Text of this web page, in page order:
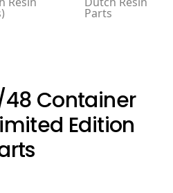
48 Container
Edition